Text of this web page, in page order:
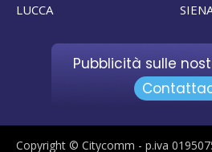
LUCCA
Pubblicità sulle
Copyright © Citycomm - p.iva